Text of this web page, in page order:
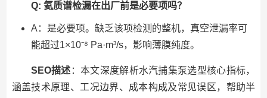
Q: 氦质谱检漏在出厂前是必要项吗？
A：是必要项。缺乏该项检测的整机，真空泄漏率可
能超过1×10⁻⁸ Pa·m³/s，影响薄膜纯度。
SEO描述 ：本文深度解析水汽捕集泵选型核心指标，
涵盖技术原理、工况边界、成本构成及常见误区，帮助半